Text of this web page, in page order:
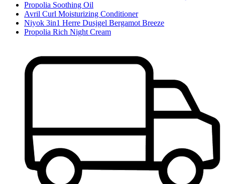
Propolia Soothing Oil
Avril Curl Moisturizing Conditioner
Niyok 3in1 Herre Dusjgel Bergamot Breeze
Propolia Rich Night Cream